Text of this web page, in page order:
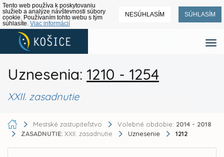
Tento web používa k poskytovaniu
služieb a analýze návštevnosti súbory
cookie. Používaním tohto webu s tým
súhlasíte. Viac informácií
NESÚHLASÍM SÚHLASÍM
Uznesenia: 1210 - 1254
XXII. zasadnutie
Mestské zastupiteľstvo Volebné obdobie: 2014 - 2018
ZASADNUTIE: XXII. zasadnutie Uznesenie 1212